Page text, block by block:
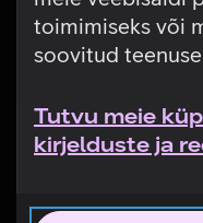
toimimiseks või
soovitud
Tutvu meie
kirjelduste ja